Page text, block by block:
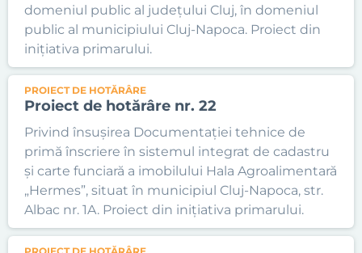
domeniul public al județului Cluj, în domeniul
public al municipiului Cluj-Napoca. Proiect din
inițiativa primarului.
PROIECT DE HOTĂRÂRE
Proiect de hotărâre nr. 22
Privind însușirea Documentației tehnice de
primă înscriere în sistemul integrat de cadastru
și carte funciară a imobilului Hala Agroalimentară
„Hermes”, situat în municipiul Cluj-Napoca, str.
Albac nr. 1A. Proiect din inițiativa primarului.